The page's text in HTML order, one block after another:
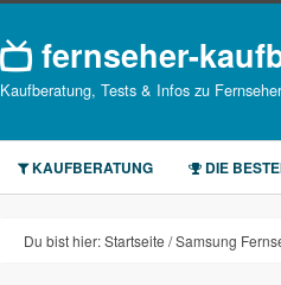
fernseher-
Kaufberatung, Tests & Infos zu
KAUFBERATUNG DIE
Du bist hier:Startseite Samsung